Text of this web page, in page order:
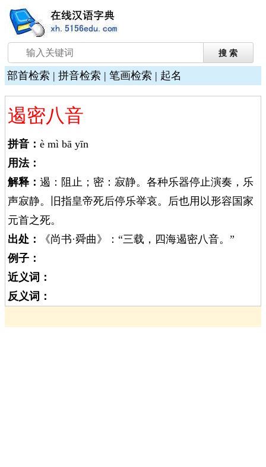
部首检索 | 拼音检索 | 笔画检索 | 起名
遏密八音
拼音： è mì bā yīn
用法：
解释： 遏：阻止；密：寂静。各种乐器停止演奏，乐
声寂静。旧指皇帝死后停乐举哀。后也用以形容国家
元首之死。
出处：
《尚书·舜曲》：“三载，四海遏密八音。”
例子：
近义词：
反义词：